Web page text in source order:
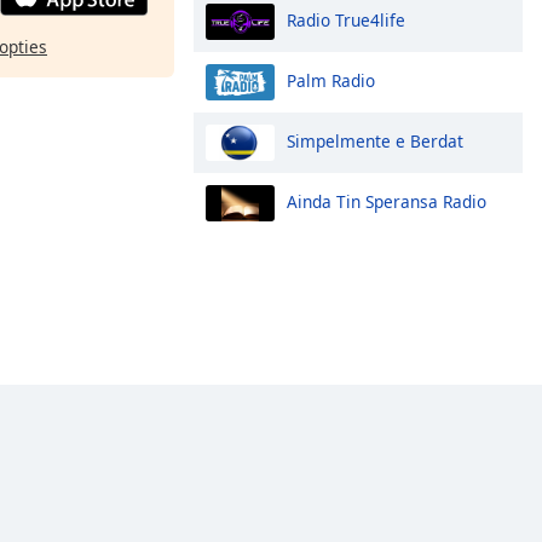
Radio True4life
Palm Radio
Simpelmente e Berdat
Ainda Tin Speransa Radio